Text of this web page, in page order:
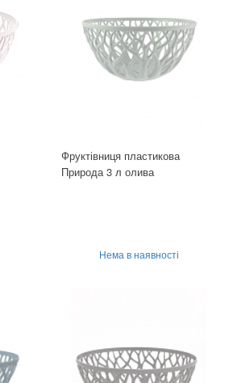
Фруктівниця пластикова
Природа 3 л олива
Нема в наявності